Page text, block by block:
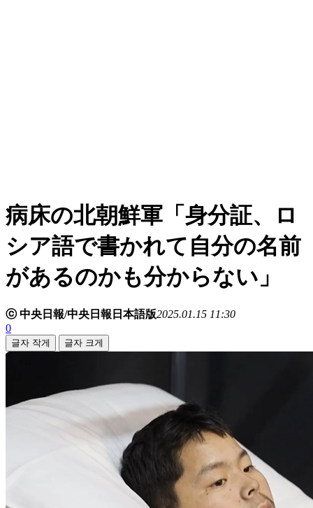
病床の北朝鮮軍「身分証、ロ
シア語で書かれて自分の名前
があるのかも分からない」
ⓒ 中央日報/中央日報日本語版2025.01.15 11:30
0
글자 작게 글자 크게